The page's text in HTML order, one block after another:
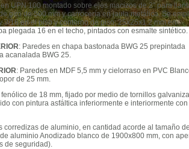
UPN 100 montado sobre ejes macizos de 2” para
giro de 500 mm y carrocería en jaula metálica. Se
3/16 en el piso y contorno de piso; 25x25x1.2 mm en
plegada 16 en el techo, pintados con esmalte sintético.
: Paredes en chapa bastonada BWG 25 prepintada
acanalada BWG 25.
: Paredes en MDF 5,5 mm y cielorraso en PVC
de 25 mm.
de 18 mm, fijado por medio de tornillos
con pintura asfáltica inferiormente e interiormente
corredizas de aluminio, en cantidad acorde al tamaño
aluminio Anodizado blanco de 1900x800 mm, con
de seguridad).